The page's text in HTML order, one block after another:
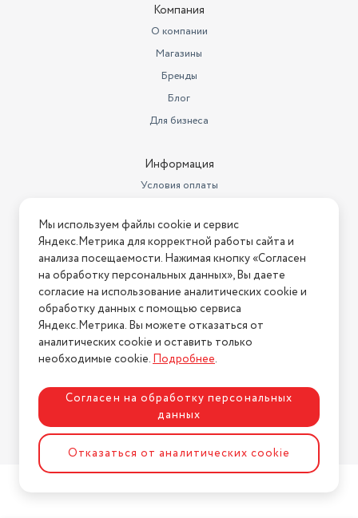
Компания
О компании
Магазины
Бренды
Блог
Для бизнеса
Информация
Условия оплаты
Условия возврата
Нашли ошибку на сайте? Напишите нам
2026 © Интернет-магазин "АстМаркет". У нас есть всё!
Политика конфиденциальности
Разработка сайтаASTDESIGN
Мы используем файлы cookie и сервис
Яндекс.Метрика для корректной работы сайта и
анализа посещаемости. Нажимая кнопку «Согласен
на обработку персональных данных», Вы даете
согласие на использование аналитических cookie и
обработку данных с помощью сервиса
Яндекс.Метрика. Вы можете отказаться от
аналитических cookie и оставить только
необходимые cookie.Подробнее.
Согласен на обработку персональных
данных
Отказаться от аналитических cookie